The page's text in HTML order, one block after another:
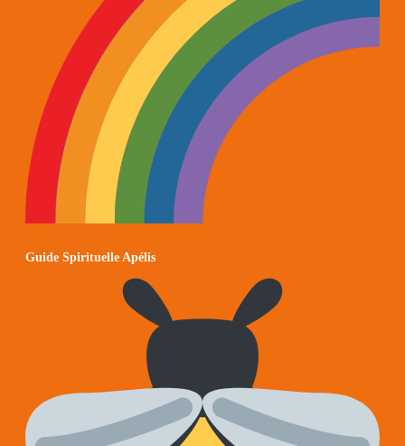
Guide Spirituelle Apélis